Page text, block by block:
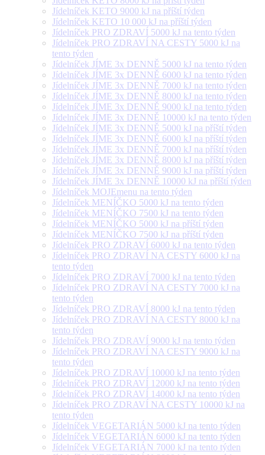
Jídelníček KETO 9000 kJ na příští týden
Jídelníček KETO 10 000 kJ na příští týden
Jídelníček PRO ZDRAVÍ 5000 kJ na tento týden
Jídelníček PRO ZDRAVÍ NA CESTY 5000 kJ na
tento týden
Jídelníček JÍME 3x DENNĚ 5000 kJ na tento týden
Jídelníček JÍME 3x DENNĚ 6000 kJ na tento týden
Jídelníček JÍME 3x DENNĚ 7000 kJ na tento týden
Jídelníček JÍME 3x DENNĚ 8000 kJ na tento týden
Jídelníček JÍME 3x DENNĚ 9000 kJ na tento týden
Jídelníček JÍME 3x DENNĚ 10000 kJ na tento týden
Jídelníček JÍME 3x DENNĚ 5000 kJ na příští týden
Jídelníček JÍME 3x DENNĚ 6000 kJ na příští týden
Jídelníček JÍME 3x DENNĚ 7000 kJ na příští týden
Jídelníček JÍME 3x DENNĚ 8000 kJ na příští týden
Jídelníček JÍME 3x DENNĚ 9000 kJ na příští týden
Jídelníček JÍME 3x DENNĚ 10000 kJ na příští týden
Jídelníček MOJEmenu na tento týden
Jídelníček MENÍČKO 5000 kJ na tento týden
Jídelníček MENÍČKO 7500 kJ na tento týden
Jídelníček MENÍČKO 5000 kJ na příští týden
Jídelníček MENÍČKO 7500 kJ na příští týden
Jídelníček PRO ZDRAVÍ 6000 kJ na tento týden
Jídelníček PRO ZDRAVÍ NA CESTY 6000 kJ na
tento týden
Jídelníček PRO ZDRAVÍ 7000 kJ na tento týden
Jídelníček PRO ZDRAVÍ NA CESTY 7000 kJ na
tento týden
Jídelníček PRO ZDRAVÍ 8000 kJ na tento týden
Jídelníček PRO ZDRAVÍ NA CESTY 8000 kJ na
tento týden
Jídelníček PRO ZDRAVÍ 9000 kJ na tento týden
Jídelníček PRO ZDRAVÍ NA CESTY 9000 kJ na
tento týden
Jídelníček PRO ZDRAVÍ 10000 kJ na tento týden
Jídelníček PRO ZDRAVÍ 12000 kJ na tento týden
Jídelníček PRO ZDRAVÍ 14000 kJ na tento týden
Jídelníček PRO ZDRAVÍ NA CESTY 10000 kJ na
tento týden
Jídelníček VEGETARIÁN 5000 kJ na tento týden
Jídelníček VEGETARIÁN 6000 kJ na tento týden
Jídelníček VEGETARIÁN 7000 kJ na tento týden